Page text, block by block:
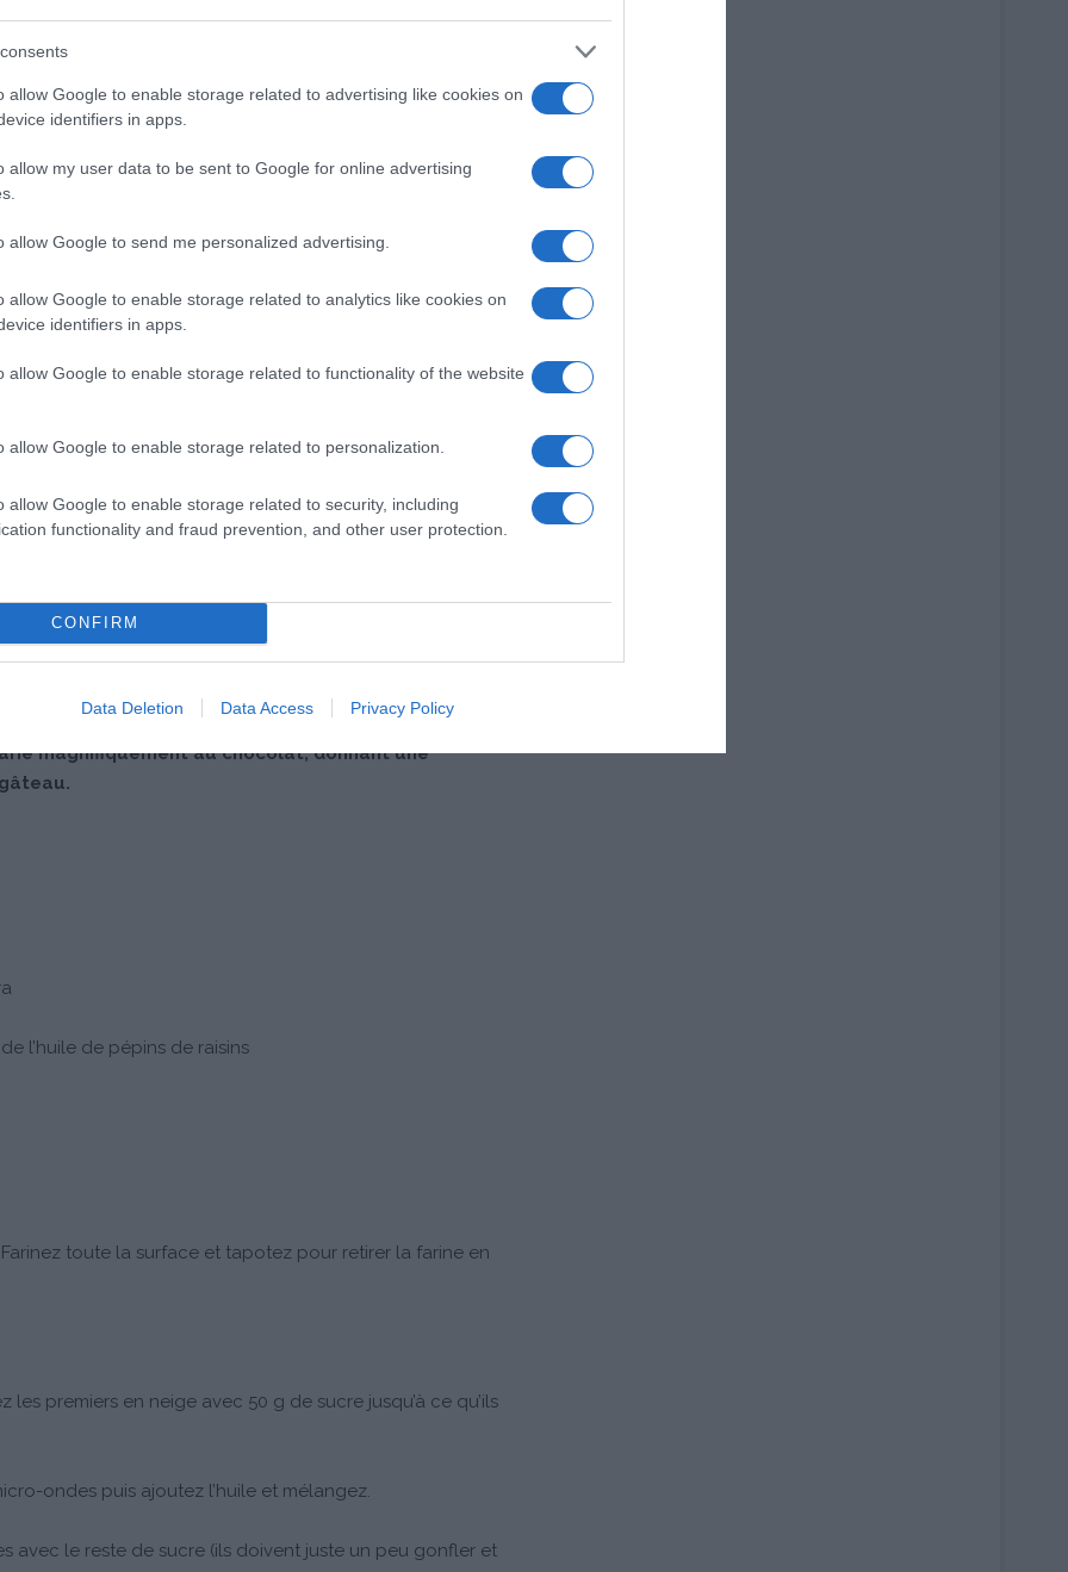
allow Google to enable storage related to advertising like cookies on
identifiers in apps.
allow my user data to be sent to Google for online advertising
allow Google to send me personalized advertising.
allow Google to enable storage related to analytics like cookies on
identifiers in apps.
allow Google to enable storage related to functionality of the website
allow Google to enable storage related to personalization.
allow Google to enable storage related to security, including
functionality and fraud prevention, and other user protection.
CONFIRM
Data Deletion Data Access Privacy Policy
Temps de Préparation 15 Minutes
Minutes
Repos 3 Heures
magnifiquement au chocolat, donnant une
l’huile de pépins de raisins
toute la surface et tapotez pour retirer la farine en
premiers en neige avec 50 g de sucre jusqu’à ce qu’ils
ondes puis ajoutez l’huile et mélangez.
avec le reste de sucre (ils doivent juste un peu gonfler et